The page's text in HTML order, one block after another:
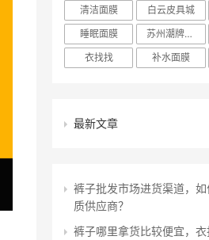
清洁面膜
白云皮具城
睡眠面膜
苏州潮牌货源
衣找找
补水面膜
最新文章
裤子批发市场进货渠道，
质供应商？
裤子哪里拿货比较便宜，